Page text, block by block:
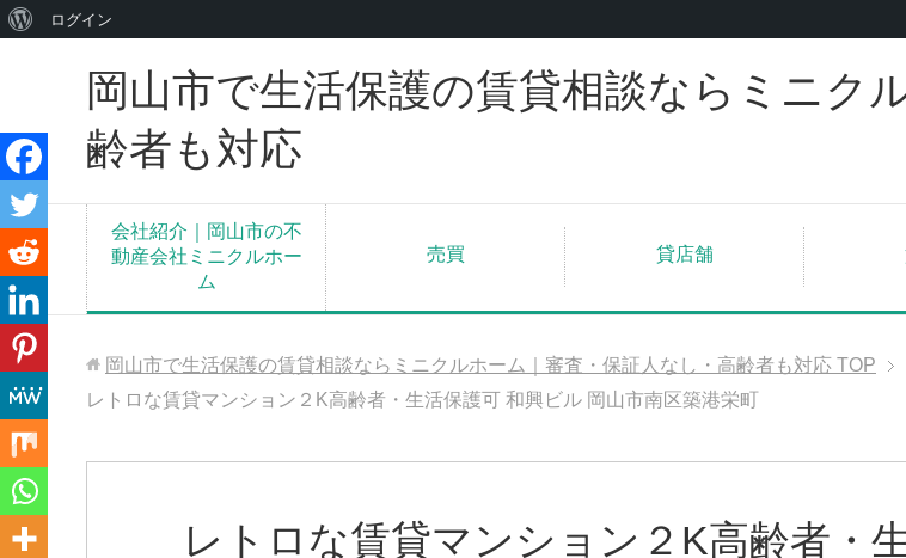
岡山市で生活保護の賃貸相談ならミニク
齢者も対応
会社紹介｜岡山市の不
動産会社ミニクルホー
ム
売買 貸店舗
岡山市で生活保護の賃貸相談ならミニクルホーム｜審査・保証人なし・高齢者も対応 TOP
レトロな賃貸マンション２K高齢者・生活保護可 和興ビル 岡山市南区築港栄町
レトロな賃貸マンション２K高齢者・
WordPress
い
て
ログイン